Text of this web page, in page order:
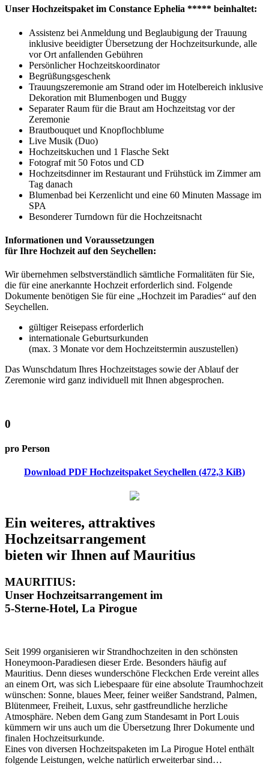
Unser Hochzeitspaket im Constance Ephelia ***** beinhaltet:
Assistenz bei Anmeldung und Beglaubigung der Trauung
inklusive beeidigter Übersetzung der Hochzeitsurkunde, alle
vor Ort anfallenden Gebühren
Persönlicher Hochzeitskoordinator
Begrüßungsgeschenk
Trauungszeremonie am Strand oder im Hotelbereich inklusive
Dekoration mit Blumenbogen und Buggy
Separater Raum für die Braut am Hochzeitstag vor der
Zeremonie
Brautbouquet und Knopflochblume
Live Musik (Duo)
Hochzeitskuchen und 1 Flasche Sekt
Fotograf mit 50 Fotos und CD
Hochzeitsdinner im Restaurant und Frühstück im Zimmer am
Tag danach
Blumenbad bei Kerzenlicht und eine 60 Minuten Massage im
SPA
Besonderer Turndown für die Hochzeitsnacht
Informationen und Voraussetzungen
für Ihre Hochzeit auf den Seychellen:
Wir übernehmen selbstverständlich sämtliche Formalitäten für Sie,
die für eine anerkannte Hochzeit erforderlich sind. Folgende
Dokumente benötigen Sie für eine „Hochzeit im Paradies“ auf den
Seychellen.
gültiger Reisepass erforderlich
internationale Geburtsurkunden
(max. 3 Monate vor dem Hochzeitstermin auszustellen)
Das Wunschdatum Ihres Hochzeitstages sowie der Ablauf der
Zeremonie wird ganz individuell mit Ihnen abgesprochen.
0
pro Person
Download PDF Hochzeitspaket Seychellen (472,3 KiB)
Ein weiteres, attraktives
Hochzeitsarrangement
bieten wir Ihnen auf Mauritius
MAURITIUS:
Unser Hochzeitsarrangement im
5-Sterne-Hotel, La Pirogue
Seit 1999 organisieren wir Strandhochzeiten in den schönsten
Honeymoon-Paradiesen dieser Erde. Besonders häufig auf
Mauritius. Denn dieses wunderschöne Fleckchen Erde vereint alles
an einem Ort, was sich Liebespaare für eine absolute Traumhochzeit
wünschen: Sonne, blaues Meer, feiner weißer Sandstrand, Palmen,
Blütenmeer, Freiheit, Luxus, sehr gastfreundliche herzliche
Atmosphäre. Neben dem Gang zum Standesamt in Port Louis
kümmern wir uns auch um die Übersetzung Ihrer Dokumente und
finalen Hochzeitsurkunde.
Eines von diversen Hochzeitspaketen im La Pirogue Hotel enthält
folgende Leistungen, welche natürlich erweiterbar sind…